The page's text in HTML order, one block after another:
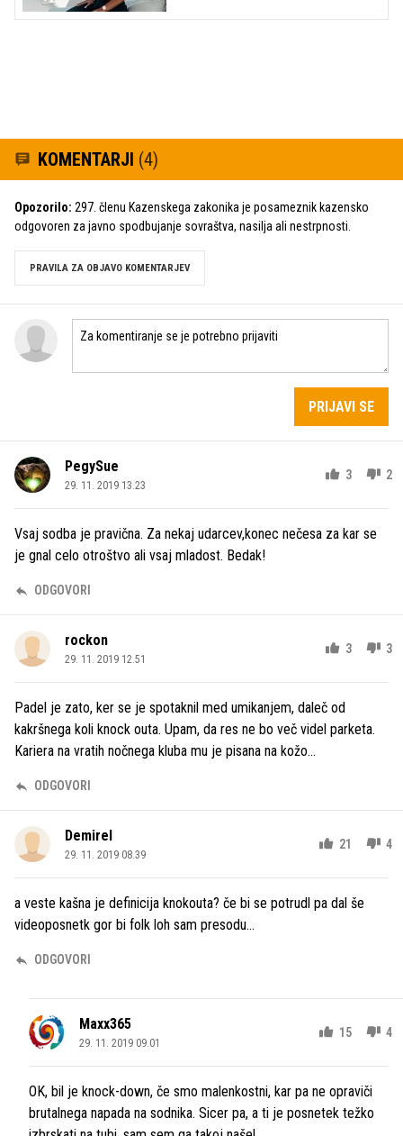
KOMENTARJI (4)
Opozorilo: 297. členu Kazenskega zakonika je posameznik kazensko
odgovoren za javno spodbujanje sovraštva, nasilja ali nestrpnosti.
PRAVILA ZA OBJAVO KOMENTARJEV
PRIJAVI SE
PegySue
29. 11. 2019 13.23
3 2
Vsaj sodba je pravična. Za nekaj udarcev,konec nečesa za kar se
je gnal celo otroštvo ali vsaj mladost. Bedak!
ODGOVORI
rockon
29. 11. 2019 12.51
3 3
Padel je zato, ker se je spotaknil med umikanjem, daleč od
kakršnega koli knock outa. Upam, da res ne bo več videl parketa.
Kariera na vratih nočnega kluba mu je pisana na kožo...
ODGOVORI
Demirel
29. 11. 2019 08.39
21 4
a veste kašna je definicija knokouta? če bi se potrudl pa dal še
videoposnetk gor bi folk loh sam presodu...
ODGOVORI
Maxx365
29. 11. 2019 09.01
15 4
OK, bil je knock-down, če smo malenkostni, kar pa ne opraviči
brutalnega napada na sodnika. Sicer pa, a ti je posnetek težko